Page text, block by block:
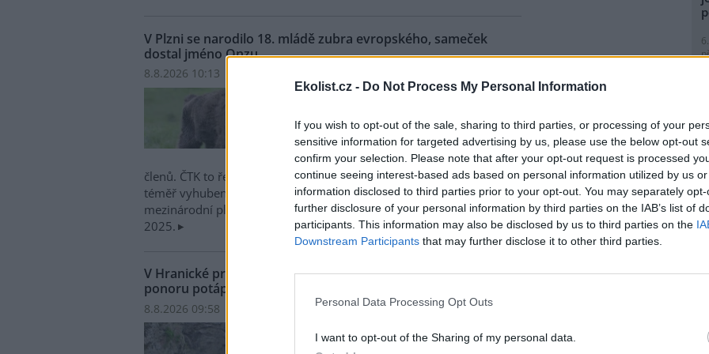
Ekolist.cz - Do Not Process My Personal Information
If you wish to opt-out of the sale, sharing to third parties, or processing of your
sensitive information for targeted advertising by us, please use the below opt-out
confirm your selection. Please note that after your opt-out request is processed
continue seeing interest-based ads based on personal information utilized by us
information disclosed to third parties prior to your opt-out. You may separately
further disclosure of your personal information by third parties on the IAB’s list of
participants. This information may also be disclosed by us to third parties on the
Downstream Participants that may further disclose it to other third parties.
Personal Data Processing Opt Outs
I want to opt-out of the Sharing of my personal data.
V Plzni se narodilo 18. mládě zubra evropského, sameček
dostal jméno Onzu
8.8.2026 10:13 | PLZEŇ (
V plzeňské zoologické zahradě se
evropského od roku 1997, kdy tato
zoo zubry chová. Sameček dostal
jméno Onzu. Stádo má teď pět
členů. ČTK to řekl mluvčí zahrady Martin Vobruba. Pro tento nedávno
téměř vyhubený druh největšího savce Evropy je vedena nejstarší
mezinárodní plemenná kniha a nedávno byla vydána nová za rok
2025.
V Hranické propasti na Přerovsku zemřel při průzkumném
ponoru potápěč
8.8.2026 09:58 | HRANICE ( Diskuse: 1
zatopené jeskyni na světě, zemřel